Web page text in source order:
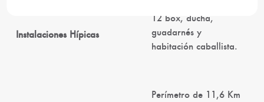
Instalaciones Hípicas
12 box, ducha,
guadarnés y
habitación caballista.
Perímetro de 11,6 Km